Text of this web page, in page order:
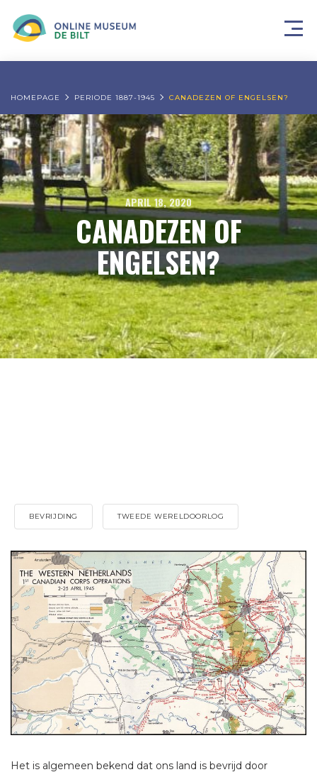
HOMEPAGE PERIODE 1887-1945 CANADEZEN OF ENGELSEN?
APRIL 18, 2020
CANADEZEN OF
ENGELSEN?
BEVRIJDING TWEEDE WERELDOORLOG
Het is algemeen bekend dat ons land is bevrijd door